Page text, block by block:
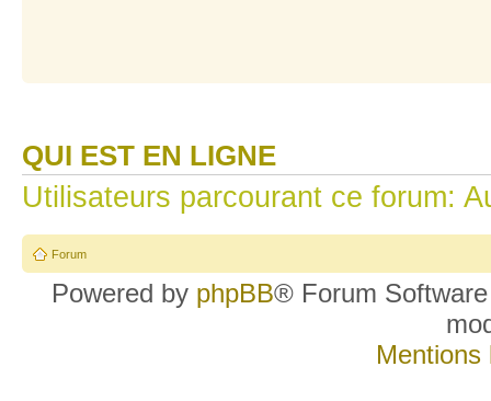
QUI EST EN LIGNE
Utilisateurs parcourant ce forum:
Forum
Powered by phpBB® Forum
Mentions